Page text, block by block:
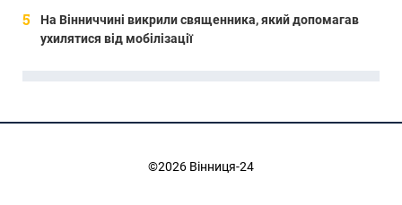
На Вінниччині викрили священника, який допомагав
ухилятися від мобілізації
©2026 Вінниця-24